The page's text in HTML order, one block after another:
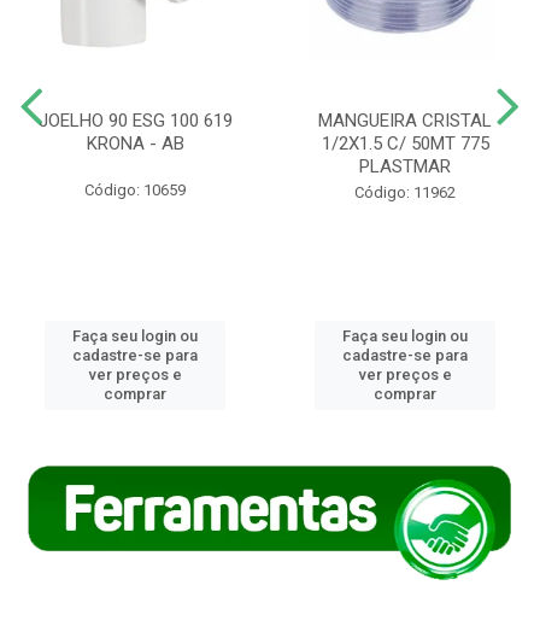
JOELHO 90 ESG 100 619
KRONA - AB
Código: 10659
Faça seu login ou
cadastre-se para
ver preços e
comprar
MANGUEIRA CRISTAL
1/2X1.5 C/ 50MT 775
PLASTMAR
Código: 11962
Faça seu login ou
cadastre-se para
ver preços e
comprar